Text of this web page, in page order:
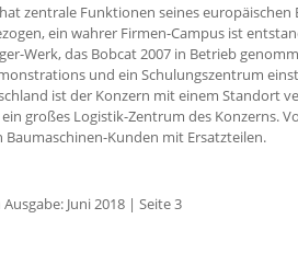
zentrale Funktionen seines europäischen
ein wahrer Firmen-Campus ist
Werk, das Bobcat 2007 in Betrieb
und ein Schulungszentrum
ist der Konzern mit einem Standort
großes Logistik-Zentrum des Konzerns.
Baumaschinen-Kunden mit Ersatzteilen.
Juni 2018 | Seite 3